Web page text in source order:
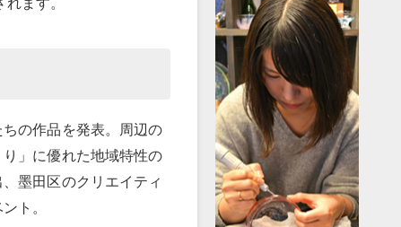
ます。
の作品を発表。周辺の
」に優れた地域特性の
墨田区のクリエイティ
ト。